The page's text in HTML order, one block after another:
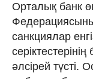
Орталық банк
санкциялар
әлсірей